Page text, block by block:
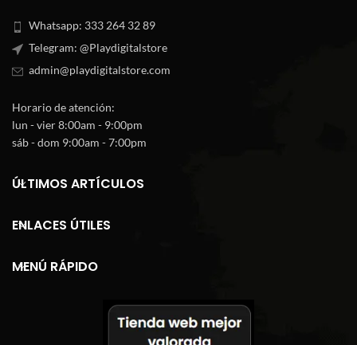
Whatsapp: 333 264 32 89
Telegram: @Playdigitalstore
admin@playdigitalstore.com
Horario de atención:
lun - vier 8:00am - 9:00pm
sáb - dom 9:00am - 7:00pm
ÚLTIMOS ARTÍCULOS
ENLACES ÚTILES
MENÚ RÁPIDO